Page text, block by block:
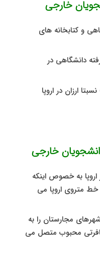
خارجی
و کتابخانه های
دانشگاهی در
ارزان در اروپا
خارجی
به خصوص اینکه
خط متروی اروپا می
مجارستان را به
محبوب متصل می